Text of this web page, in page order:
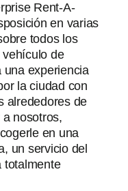
Rent-A-
en varias
todos los
de
una experiencia
la ciudad con
alrededores de
nosotros,
en una
un servicio del
totalmente